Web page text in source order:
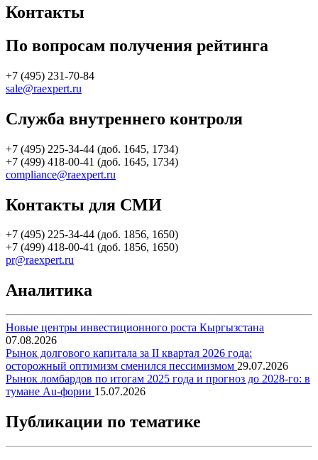
Контакты
По вопросам получения рейтинга
+7 (495) 231-70-84
sale@raexpert.ru
Служба внутреннего контроля
+7 (495) 225-34-44 (доб. 1645, 1734)
+7 (499) 418-00-41 (доб. 1645, 1734)
compliance@raexpert.ru
Контакты для СМИ
+7 (495) 225-34-44 (доб. 1856, 1650)
+7 (499) 418-00-41 (доб. 1856, 1650)
pr@raexpert.ru
Аналитика
Новые центры инвестиционного роста Кыргызстана
07.08.2026
Рынок долгового капитала за II квартал 2026 года:
осторожный оптимизм сменился пессимизмом 29.07.2026
Рынок ломбардов по итогам 2025 года и прогноз до 2028-го: в
тумане Au-фории 15.07.2026
Публикации по тематике